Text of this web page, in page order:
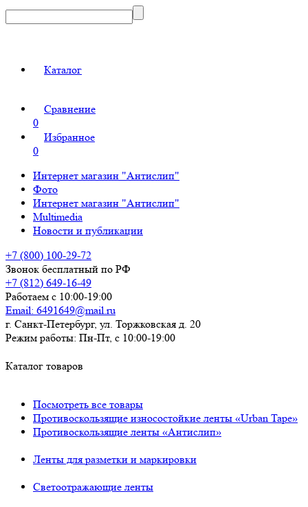
Каталог
Сравнение
0
Избранное
0
Интернет магазин "Антислип"
Фото
Интернет магазин "Антислип"
Multimedia
Новости и публикации
+7 (800) 100-29-72
Звонок бесплатный по РФ
+7 (812) 649-16-49
Работаем с 10:00-19:00
Email: 6491649@mail.ru
г. Санкт-Петербург, ул. Торжковская д. 20
Режим работы: Пн-Пт, с 10:00-19:00
Каталог товаров
Посмотреть все товары
Противоскользящие износостойкие ленты «Urban Tape»
Противоскользящие ленты «Антислип»
Ленты для разметки и маркировки
Светоотражающие ленты